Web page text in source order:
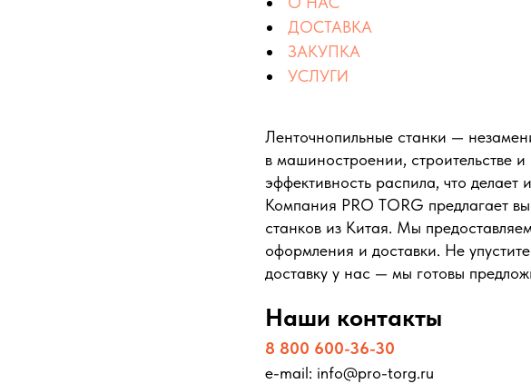
ДОСТАВКА
ЗАКУПКА
УСЛУГИ
Ленточнопильные станки —
в машиностроении, строительстве
эффективность распила, что
Компания PRO TORG предлагает
станков из Китая. Мы
оформления и доставки. Не
доставку у нас — мы готовы
Наши контакты
8 800 600-36-30
e-mail: info@pro-torg.ru